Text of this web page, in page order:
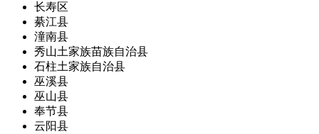
长寿区
綦江县
潼南县
秀山土家族苗族自治县
石柱土家族自治县
巫溪县
巫山县
奉节县
云阳县